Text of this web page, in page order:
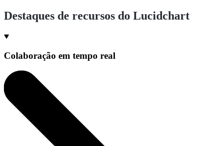
Destaques de recursos do Lucidchart
Colaboração em tempo real